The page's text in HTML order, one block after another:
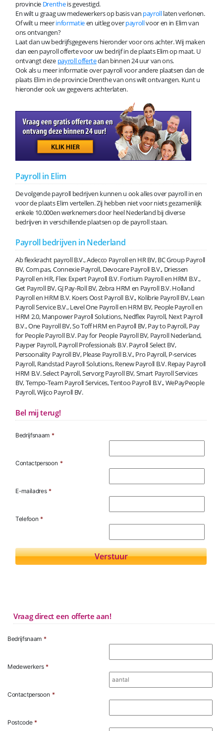
provincie Drentheis gevestigd.
En wilt u graag uw medewerkers op basis van payrolllaten verlonen.
Of wilt u meerinformatieen uitleg overpayrollvoor en in Elim van
ons ontvangen?
Laat dan uw bedrijfsgegevens hieronder voor ons achter. Wij maken
dan een payroll offerte voor uw bedrijf in de plaats Elim op maat. U
ontvangt deze payroll offertedan binnen 24 uur van ons.
Ook als u meer informatie over payroll voor andere plaatsen dan de
plaats Elim in de provincie Drenthe van ons wilt ontvangen. Kunt u
hieronder ook uw gegevens achterlaten.
Payroll in Elim
De volgende payroll bedrijven kunnen u ook alles over payroll in en
voor de plaats Elim vertellen. Zij hebben niet voor niets gezamenlijk
enkele 10.000en werknemers door heel Nederland bij diverse
bedrijven in verschillende plaatsen op de payroll staan.
Payroll bedrijven in Nederland
Ab flexkracht payroll B.V., Adecco Payroll en HR BV, BC Group Payroll
BV, Com.pas, Connexie Payroll, Devocare Payroll B.V., Driessen
Payroll en HR, Flex Expert Payroll B.V. Fortium Payroll en HRM B.V.,
Get Payroll BV, GJ Pay-Roll BV, Zebra HRM en Payroll B.V. Holland
Payroll en HRM B.V. Koers Oost Payroll B.V., Kolibrie Payroll BV, Lean
Payroll Service B.V., Level One Payroll en HRM BV, People Payroll en
HRM 2.0, Manpower Payroll Solutions, Nedflex Payroll, Next Payroll
B.V., One Payroll BV, So Toff HRM en Payroll BV, Pay to Payroll, Pay
for People Payroll B.V. Pay for People Payroll BV, Payroll Nederland,
Payper Payroll, Payroll Professionals B.V. Payroll Select BV,
Persoonality Payroll BV, Please Payroll B.V., Pro Payroll, P-services
Payroll, Randstad Payroll Solutions, Renew Payroll B.V. Repay Payroll
HRM B.V. Select Payroll, Servorg Payroll BV, Smart Payroll Services
BV, Tempo-Team Payroll Services, Tentoo Payroll B.V., WePayPeople
Payroll, Wijco Payroll BV.
Bel mij terug!
Bedrijfsnaam *
Contactpersoon *
E-mailadres *
Telefoon *
Vraag direct een offerte aan!
Bedrijfsnaam *
Medewerkers *
Contactpersoon *
Postcode *